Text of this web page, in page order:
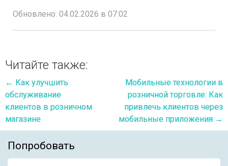
Обновлено: 04.02.2026 в 07:02
Читайте также:
← Как улучшить
обслуживание
клиентов в розничном
магазине
Мобильные технологии в
розничной торговле: Как
привлечь клиентов через
мобильные приложения →
Попробовать